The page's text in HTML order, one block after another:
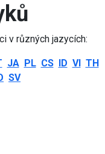
v různých jazycích:
JA PL CS ID VI TH
SV